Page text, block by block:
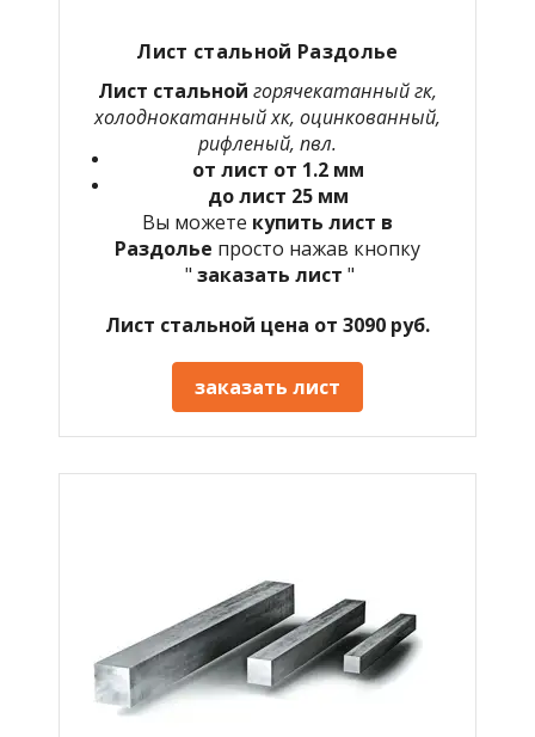
Лист стальной Раздолье
Лист стальной горячекатанный гк,
холоднокатанный хк, оцинкованный,
рифленый, пвл.
от лист от 1.2 мм
до лист 25 мм
Вы можете купить лист в
Раздолье просто нажав кнопку
" заказать лист "
Лист стальной цена от 3090 руб.
заказать лист